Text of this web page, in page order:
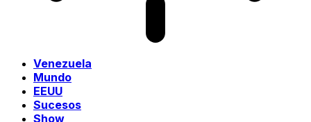
Venezuela
Mundo
EEUU
Sucesos
Show